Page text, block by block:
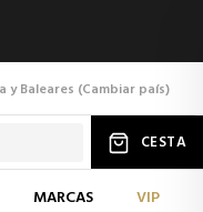
y Baleares (Cambiar país)
CESTA
MARCAS VIP